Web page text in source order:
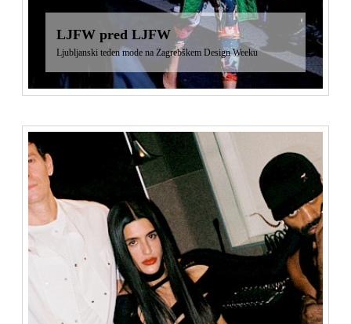
LJFW pred LJFW
Ljubljanski teden mode na Zagrebškem Design Weeku